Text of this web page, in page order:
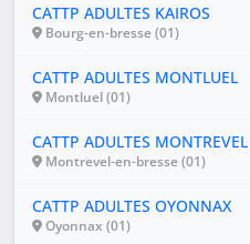
CATTP ADULTES KAIROS
Bourg-en-bresse (01)
CATTP ADULTES MONTLUEL
Montluel (01)
CATTP ADULTES MONTREVEL
Montrevel-en-bresse (01)
CATTP ADULTES OYONNAX
Oyonnax (01)